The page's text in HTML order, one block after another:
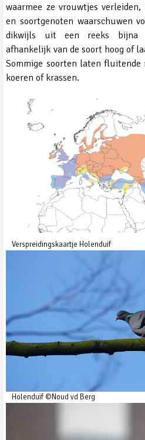
waarmee ze vrouwtjes
en soortgenoten waarschuwen
dikwijls uit een reeks bijna
afhankelijk van de soort hoog of
Sommige soorten laten fluitende
koeren of krassen.
Verspreidingskaartje Holenduif
Holenduif ©Noud vd Berg